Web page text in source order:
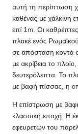
αυτή τη περίπτωση
καθένας με χάλκινη
επί 1m. Οι
πλακέ ενός
σε απόσταση κοντά
με ακρίβεια το
δευτερόλεπτα. Το
με βαφή πίσσας, η
Η επίστρωση με
κλασσική εποχή. Η
εφευρετών του